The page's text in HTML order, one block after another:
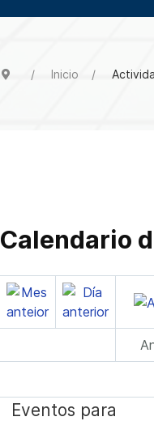
Inicio
Calendario
Eventos para